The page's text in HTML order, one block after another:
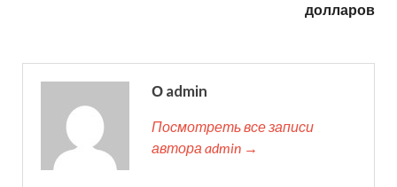
долларов
О admin
Посмотреть все записи
автора admin →